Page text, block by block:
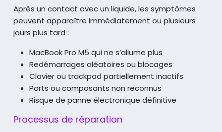
Après un contact avec un liquide, les symptômes
peuvent apparaître immédiatement ou plusieurs
jours plus tard :
MacBook Pro M5 qui ne s’allume plus
Redémarrages aléatoires ou blocages
Clavier ou trackpad partiellement inactifs
Ports ou composants non reconnus
Risque de panne électronique définitive
Processus de réparation